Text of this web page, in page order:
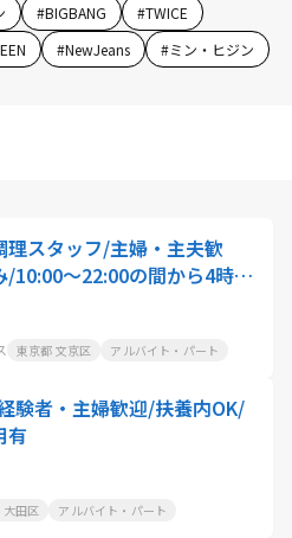
#BIGBANG #TWICE
#NewJeans #ミン・ヒジン
理スタッフ/主婦・主夫歓
10:00〜22:00の間から4時
クティオ
東京都 文京区 アルバイト・パート
験者・主婦歓迎/扶養内OK/
有
大田区 アルバイト・パート